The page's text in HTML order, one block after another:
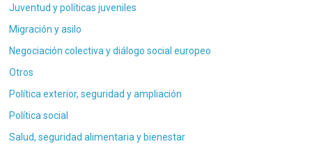
Juventud y políticas juveniles
Migración y asilo
Negociación colectiva y diálogo social europeo
Otros
Política exterior, seguridad y ampliación
Política social
Salud, seguridad alimentaria y bienestar